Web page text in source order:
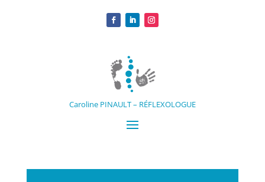
Caroline PINAULT – RÉFLEXOLOGUE